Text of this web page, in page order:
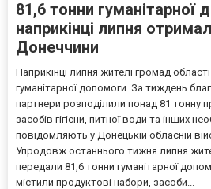
81,6 тонни гуманітарної
наприкінці липня
Донеччини
Наприкінці липня жителі громад
гуманітарної допомоги. За тиждень
партнери розподілили понад 81 тонну
засобів гігієни, питної води та інших
повідомляють у Донецькій обласній
Упродовж останнього тижня липня
передали 81,6 тонни гуманітарної
містили продуктові набори, засоби...